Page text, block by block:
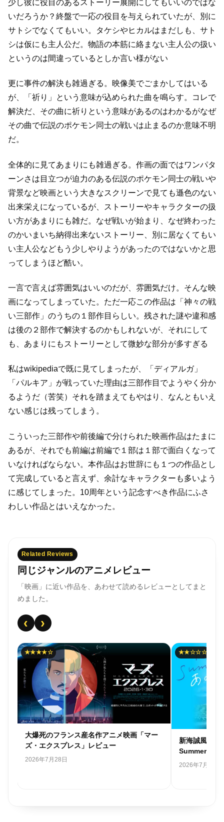
少し彼に役目のあるストーリー展開にしてもいいのではな
いだろうか？ 終盤で一応の役目を与えられていたが、別に
サトシでなくてもいい。
タケシやヒカルはまだしも、サト
シは仮にも主人公だ。 物語の本筋に絡まない主人公の扱い
というのは間違っているとしか言い様がない
更に事件の解決も雑過ぎる。 映像美でごまかしてはいる
が、「祈り」という意味が込められた曲を鳴らす。
コレで
解決だ、その曲に祈りという意味があるのはわかるがなぜ
その曲で伝説のポケモン同士の戦いは止まるのか意味不明
だ。
全体的に見てあまりにも雑過ぎる。 作画の面ではワンパタ
ーンさは目立つが迫力のある伝説のポケモン同士の戦いや
背景など映画という大きなスクリーンで見ても遜色のない
出来栄えになっているが、
ストーリーやキャラクターの扱
い方があまりにも雑だ。 なぜ戦いが始まり、なぜ終わった
のかいまいち納得出来ないストーリー、別に居なくてもい
い主人公などもう少しやりようがあったのではないかと思
ってしまうほど酷い。
一言で言えば雰囲気はいいのだが、雰囲気だけ。 そんな映
画になってしまっていた。 ただ一応この作品は「神々の戦
い三部作」のうちの１部作目らしい。 残された謎や違和感
は後の２部作で解決するのかもしれないが、 それにして
も、あまりにもストーリーとして微妙な部分が多すぎる
私はwikipediaで既に見てしまったが、「ディアルガ」
「パルキア」が戦っていた理由は三部作目でようやく分か
るようだ（苦笑） それを踏まえてもやはり、なんともいえ
ない感じは残ってしまう。
こういった三部作や前後編で分けられた映画作品はたまに
あるが、 それでも前編は前編で１部は１部で面白くなって
いなければならない。 本作品はお世辞にも１つの作品とし
て完成していると言えず、 余計なキャラクターも多いよう
に感じてしまった。 10周年という記念すべき作品にふさ
わしい作品とはいえなかった。
Related Reviews
同じジャンルのアニメレビュー
「映画」に近い作品を、あわせて読めるレビューとしてまと
めました。
‹ ›
★★★★☆
大爆死のフランス産名作アニメ映画「マー
ズ・エクスプレス」レビュー
2026年7月28日
★★☆☆☆
新海誠風韓国
Summer あの
2026年7月26日